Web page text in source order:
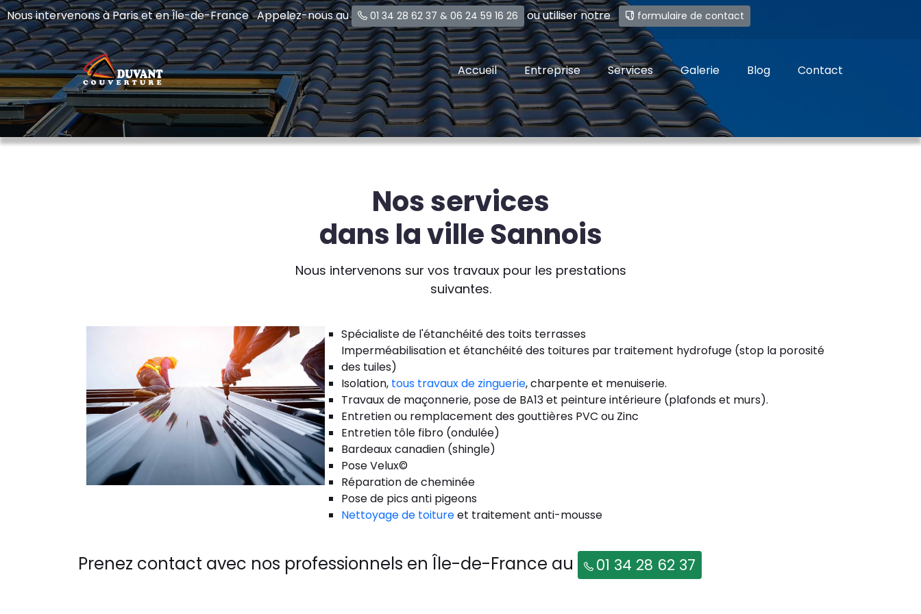
Nous intervenons à Paris et en Île-de-France Appelez-nous au 01 34 28 62 37 & 06 24 59 16 26 ou utiliser notre formulaire de contact
Accueil Entreprise Services Galerie Blog Contact
Nos services
dans la ville Sannois
Nous intervenons sur vos travaux pour les prestations
suivantes.
Spécialiste de l'étanchéité des toits terrasses
Imperméabilisation et étanchéité des toitures par traitement hydrofuge (stop la porosité
des tuiles)
Isolation, tous travaux de zinguerie, charpente et menuiserie.
Travaux de maçonnerie, pose de BA13 et peinture intérieure (plafonds et murs).
Entretien ou remplacement des gouttières PVC ou Zinc
Entretien tôle fibro (ondulée)
Bardeaux canadien (shingle)
Pose Velux©
Réparation de cheminée
Pose de pics anti pigeons
Nettoyage de toitureet traitement anti-mousse
Prenez contact avec nos professionnels en Île-de-France au 01 34 28 62 37